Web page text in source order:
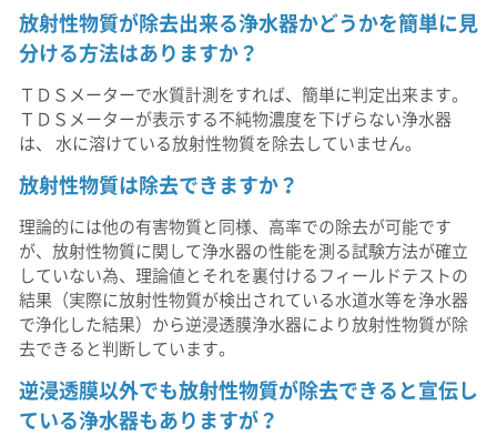
放射性物質が除去出来る浄水器かどうかを簡単に見
分ける方法はありますか？
ＴＤＳメーターで水質計測をすれば、簡単に判定出来ます。
ＴＤＳメーターが表示する不純物濃度を下げらない浄水器
は、 水に溶けている放射性物質を除去していません。
放射性物質は除去できますか？
理論的には他の有害物質と同様、高率での除去が可能です
が、放射性物質に関して浄水器の性能を測る試験方法が確立
していない為、理論値とそれを裏付けるフィールドテストの
結果（実際に放射性物質が検出されている水道水等を浄水器
で浄化した結果）から逆浸透膜浄水器により放射性物質が除
去できると判断しています。
逆浸透膜以外でも放射性物質が除去できると宣伝し
ている浄水器もありますが？